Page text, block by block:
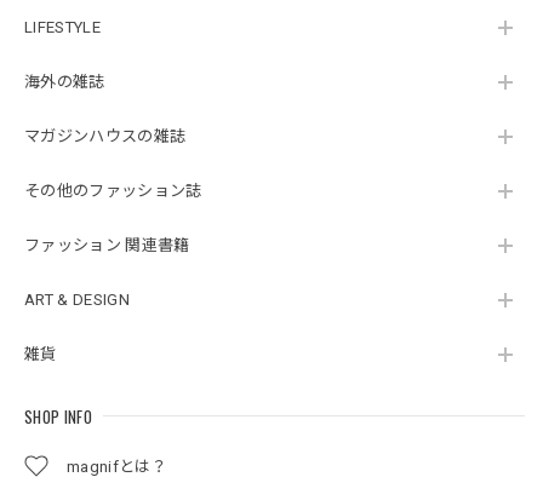
LIFESTYLE
海外の雑誌
マガジンハウスの雑誌
その他のファッション誌
ファッション 関連書籍
ART & DESIGN
雑貨
SHOP INFO
magnifとは？